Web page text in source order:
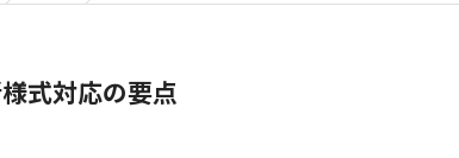
式対応の要点